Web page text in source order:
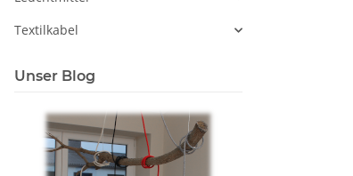
Textilkabel
Unser Blog